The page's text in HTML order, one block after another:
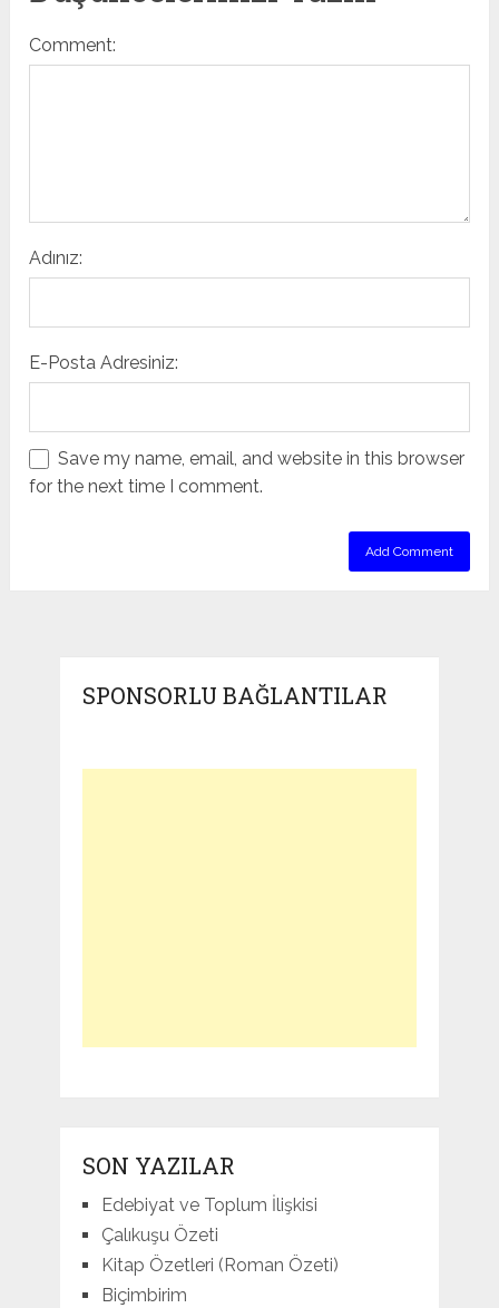
Comment:
Adınız:
E-Posta Adresiniz:
Save my name, email, and website in this browser
for the next time I comment.
SPONSORLU BAĞLANTILAR
SON YAZILAR
Edebiyat ve Toplum İlişkisi
Çalıkuşu Özeti
Kitap Özetleri (Roman Özeti)
Biçimbirim